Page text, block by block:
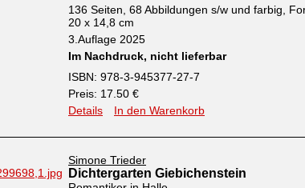
136 Seiten, 68 Abbildungen s/w und farbig,
20 x 14,8 cm
3.Auflage 2025
Im Nachdruck, nicht lieferbar
ISBN: 978-3-945377-27-7
Preis: 17.50 €
Details
In den Warenkorb
Simone Trieder
Dichtergarten Giebichenstein